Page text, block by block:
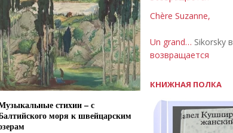
стихии – с
моря к швейцарским
Chère Suzanne,
Un grand… Sikorsky в
возвращается
КНИЖНАЯ ПОЛКА